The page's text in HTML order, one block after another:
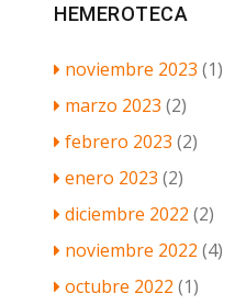
HEMEROTECA
noviembre 2023 (1)
marzo 2023 (2)
febrero 2023 (2)
enero 2023 (2)
diciembre 2022 (2)
noviembre 2022 (4)
octubre 2022 (1)